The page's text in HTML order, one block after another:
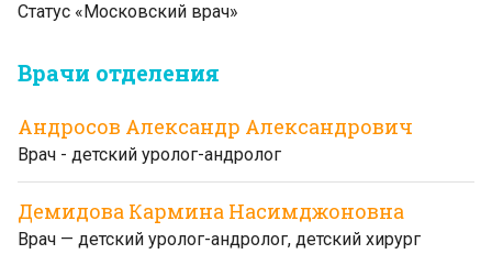
Статус «Московский врач»
Врачи отделения
Андросов Александр Александрович
Врач - детский уролог-андролог
Демидова Кармина Насимджоновна
Врач — детский уролог-андролог, детский хирург